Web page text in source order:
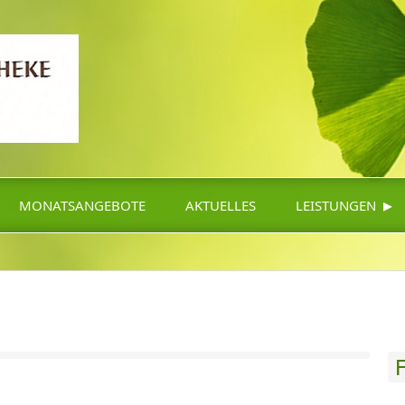
MONATSANGEBOTE AKTUELLES LEISTUNGEN ▸